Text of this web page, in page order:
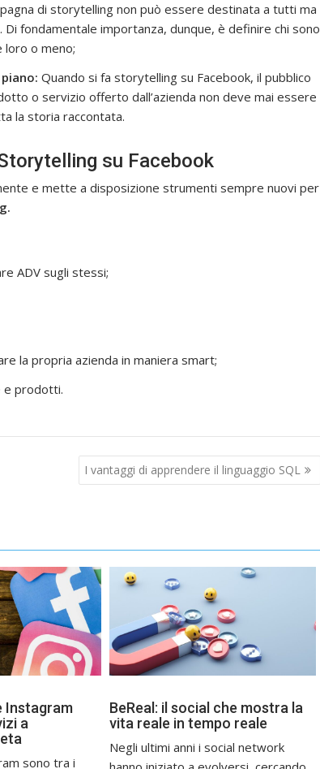
di storytelling non può essere destinata a tutti ma
fondamentale importanza, dunque, è definire chi sono
loro o meno;
Quando si fa storytelling su Facebook, il pubblico
o servizio offerto dall’azienda non deve mai essere
la storia raccontata.
su Facebook
e mette a disposizione strumenti sempre nuovi per
ADV sugli stessi;
la propria azienda in maniera smart;
e prodotti.
I vantaggi di apprendere il linguaggio SQL
Instagram
a
sono tra i
BeReal: il social che mostra la
vita reale in tempo reale
Negli ultimi anni i social network